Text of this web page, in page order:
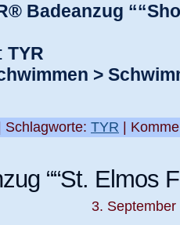
Badeanzug
TYR
>
| Schlagworte: TYR
““St. Elmos
3.